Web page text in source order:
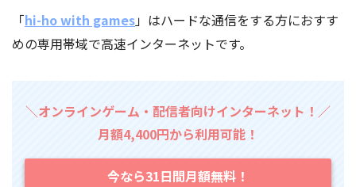
「hi-ho with games」はハードな通信をする方におすす
めの専用帯域で高速インターネットです。
＼オンラインゲーム・配信者向けインターネット！／
月額4,400円から利用可能！
今なら31日間月額無料！